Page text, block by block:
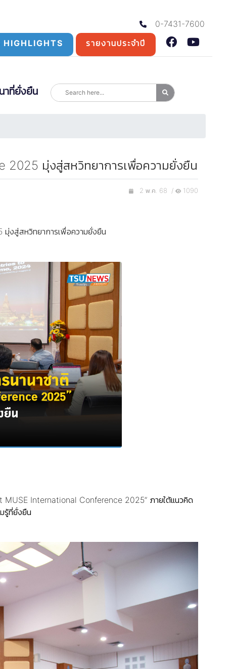
0-7431-7600
HIGHLIGHTS รายงานประจำปี
าที่ยั่งยืน
2025 มุ่งสู่สหวิทยาการเพื่อความยั่งยืน
2 พ.ค. 68 / 1090
งสู่สหวิทยาการเพื่อความยั่งยืน
MUSE International Conference 2025” ภายใต้แนวคิด
รู้ที่ยั่งยืน